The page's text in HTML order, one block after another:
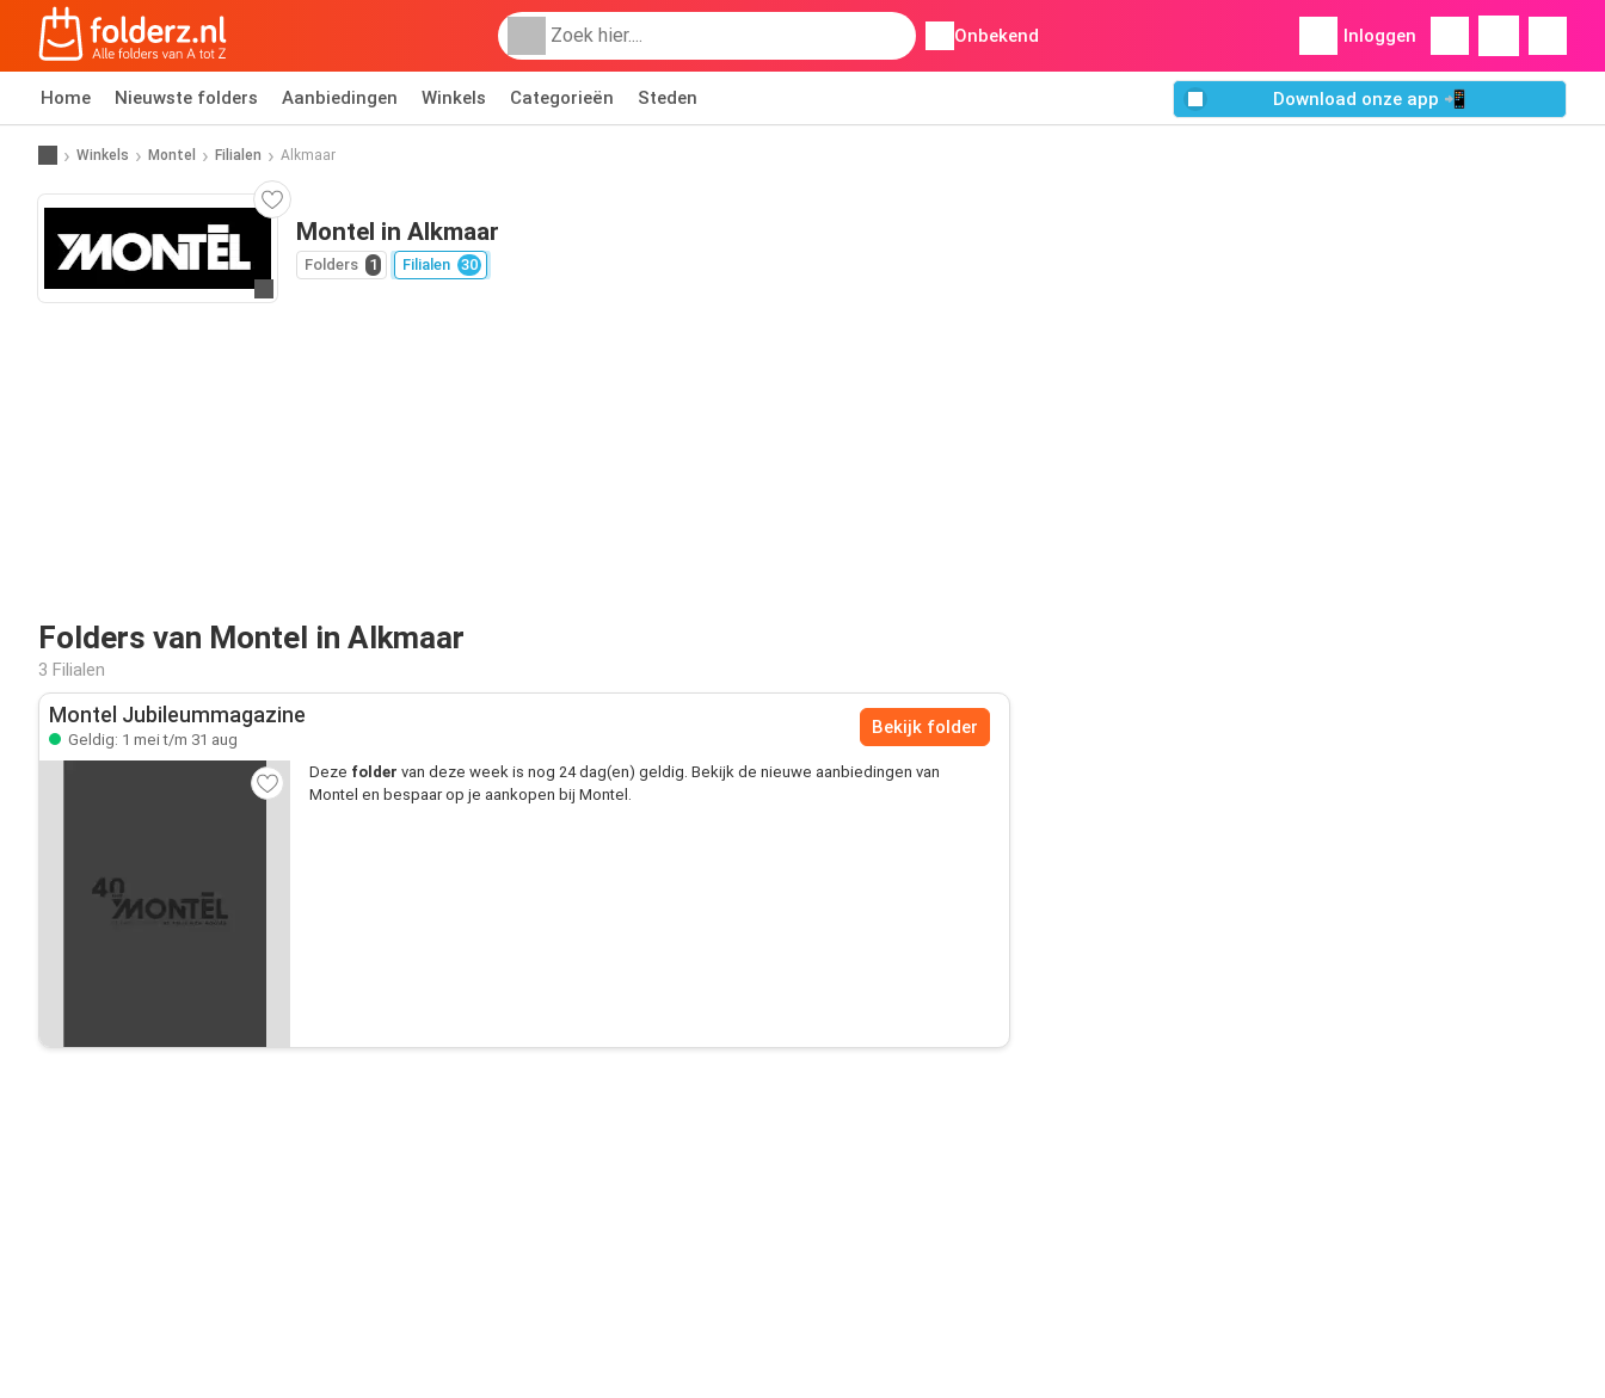
Onbekend Inloggen
Home Nieuwste folders Aanbiedingen Winkels Categorieën Steden Download onze app 📲
Winkels Montel Filialen Alkmaar
Montel in Alkmaar
Folders 1 Filialen 30
Folders van Montel in Alkmaar
3 Filialen
Montel Jubileummagazine
Geldig: 1 mei t/m 31 aug
Bekijk folder
Deze folder van deze week is nog 24 dag(en) geldig. Bekijk de nieuwe aanbiedingen van
Montel en bespaar op je aankopen bij Montel.